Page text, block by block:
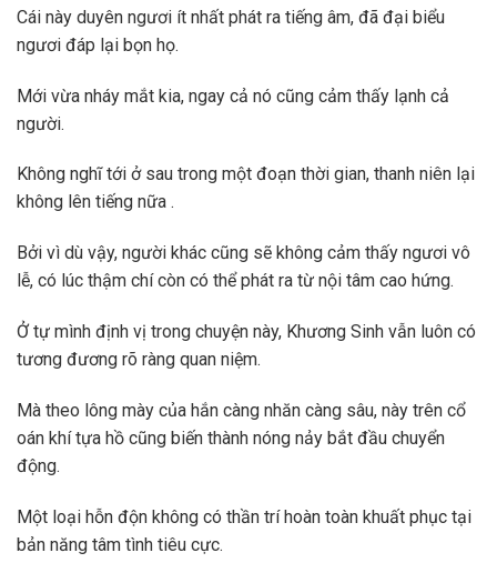
Cái này duyên ngươi ít nhất phát ra tiếng âm, đã đại biểu
ngươi đáp lại bọn họ.
Mới vừa nháy mắt kia, ngay cả nó cũng cảm thấy lạnh cả
người.
Không nghĩ tới ở sau trong một đoạn thời gian, thanh niên lại
không lên tiếng nữa .
Bởi vì dù vậy, người khác cũng sẽ không cảm thấy ngươi vô
lễ, có lúc thậm chí còn có thể phát ra từ nội tâm cao hứng.
Ở tự mình định vị trong chuyện này, Khương Sinh vẫn luôn có
tương đương rõ ràng quan niệm.
Mà theo lông mày của hắn càng nhăn càng sâu, này trên cổ
oán khí tựa hồ cũng biến thành nóng nảy bắt đầu chuyển
động.
Một loại hỗn độn không có thần trí hoàn toàn khuất phục tại
bản năng tâm tình tiêu cực.